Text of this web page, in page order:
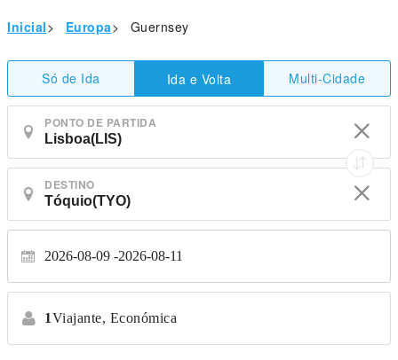
Inicial> Europa> Guernsey
Só de Ida Ida e Volta Multi-Cidade
PONTO DE PARTIDA
DESTINO
2026-08-09 2026-08-11
1Viajante, Económica